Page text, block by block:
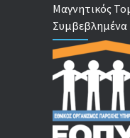
Μαγνητικός
Συμβεβλημένα